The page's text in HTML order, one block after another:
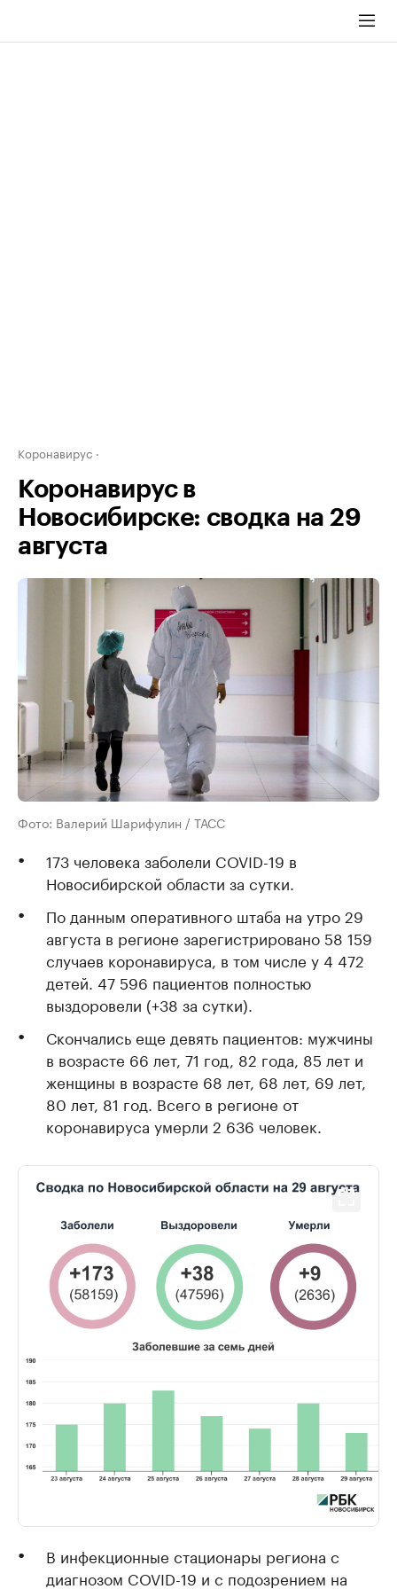
Коронавирус
Коронавирус в
Новосибирске: сводка на 29
августа
Фото: Валерий Шарифулин / ТАСС
173 человека заболели COVID-19 в
Новосибирской области за сутки.
По данным оперативного штаба на утро 29
августа в регионе зарегистрировано 58 159
случаев коронавируса, в том числе у 4 472
детей. 47 596 пациентов полностью
выздоровели (+38 за сутки).
Скончались еще девять пациентов: мужчины
в возрасте 66 лет, 71 год, 82 года, 85 лет и
женщины в возрасте 68 лет, 68 лет, 69 лет,
80 лет, 81 год. Всего в регионе от
коронавируса умерли 2 636 человек.
В инфекционные стационары региона с
диагнозом COVID-19 и с подозрением на